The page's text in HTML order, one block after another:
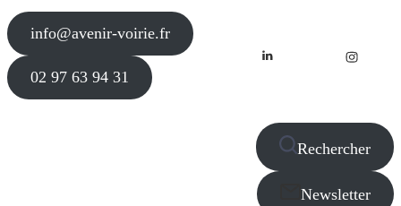
info@avenir-voirie.fr
02 97 63 94 31
Rechercher
Newsletter